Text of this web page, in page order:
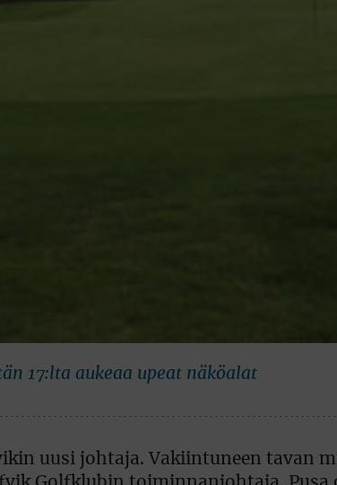
17:lta aukeaa upeat näköalat
uusi johtaja. Vakiintuneen tavan